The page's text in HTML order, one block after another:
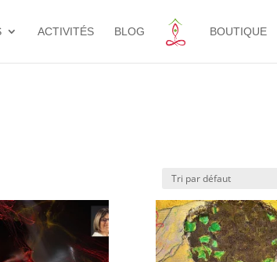
ACTIVITÉS BLOG BOUTIQUE